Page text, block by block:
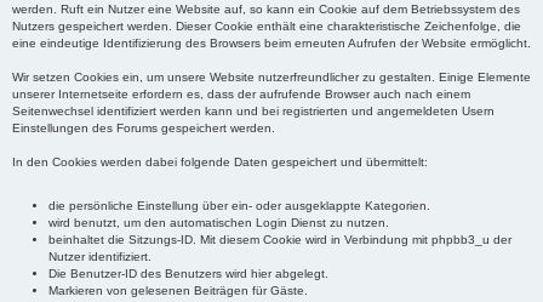
werden. Ruft ein Nutzer eine Website auf, so kann ein Cookie auf dem Betriebssystem des
Nutzers gespeichert werden. Dieser Cookie enthält eine charakteristische Zeichenfolge, die
eine eindeutige Identifizierung des Browsers beim erneuten Aufrufen der Website ermöglicht.
Wir setzen Cookies ein, um unsere Website nutzerfreundlicher zu gestalten. Einige Elemente
unserer Internetseite erfordern es, dass der aufrufende Browser auch nach einem
Seitenwechsel identifiziert werden kann und bei registrierten und angemeldeten Usern
Einstellungen des Forums gespeichert werden.
In den Cookies werden dabei folgende Daten gespeichert und übermittelt:
die persönliche Einstellung über ein- oder ausgeklappte Kategorien.
wird benutzt, um den automatischen Login Dienst zu nutzen.
beinhaltet die Sitzungs-ID. Mit diesem Cookie wird in Verbindung mit phpbb3_u der
Nutzer identifiziert.
Die Benutzer-ID des Benutzers wird hier abgelegt.
Markieren von gelesenen Beiträgen für Gäste.